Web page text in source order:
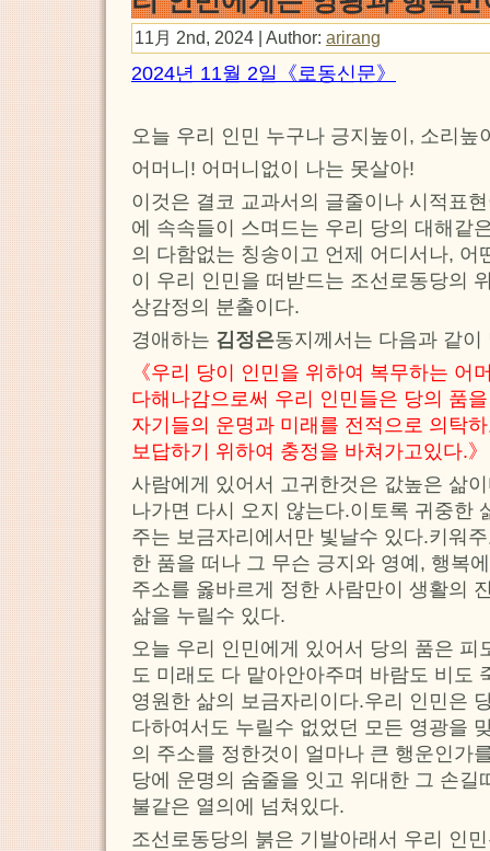
11月 2nd, 2024 | Author: arirang
2024년 11월 2일《로동신문》
오늘 우리 인민 누구나 긍지높이, 소리
어머니! 어머니없이 나는 못살아!
이것은 결코 교과서의 글줄이나 시적표
에 속속들이 스며드는 우리 당의 대해같
의 다함없는 칭송이고 언제 어디서나, 어
이 우리 인민을 떠받드는 조선로동당의
상감정의 분출이다.
경애하는 김정은동지께서는 다음과 같이
《우리 당이 인민을 위하여 복무하는 어
다해나감으로써 우리 인민들은 당의 품
자기들의 운명과 미래를 전적으로 의탁
보답하기 위하여 충정을 바쳐가고있다.》
사람에게 있어서 고귀한것은 값높은 삶
나가면 다시 오지 않는다.이토록 귀중한
주는 보금자리에서만 빛날수 있다.키워
한 품을 떠나 그 무슨 긍지와 영예, 행복
주소를 옳바르게 정한 사람만이 생활의
삶을 누릴수 있다.
오늘 우리 인민에게 있어서 당의 품은
도 미래도 다 맡아안아주며 바람도 비도
영원한 삶의 보금자리이다.우리 인민은
다하여서도 누릴수 없었던 모든 영광을
의 주소를 정한것이 얼마나 큰 행운인가
당에 운명의 숨줄을 잇고 위대한 그 손길
불같은 열의에 넘쳐있다.
조선로동당의 붉은 기발아래서 우리 인